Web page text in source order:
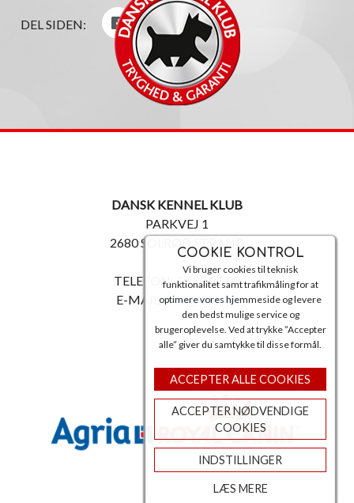
COOKIE KONTROL
Vi bruger cookies til teknisk
funktionalitet samt trafikmåling for at
optimere vores hjemmeside og levere
den bedst mulige service og
brugeroplevelse. Ved at trykke ”Accepter
alle” giver du samtykke til disse formål.
ACCEPTER ALLE COOKIES
ACCEPTER NØDVENDIGE
COOKIES
INDSTILLINGER
LÆS MERE
DEL SIDEN:
DANSK KENNEL KLUB
PARKVEJ 1
2680 SOLRØD STRAND
TELEFON: 56 18 81 00
E-MAIL:post@dkk.dk